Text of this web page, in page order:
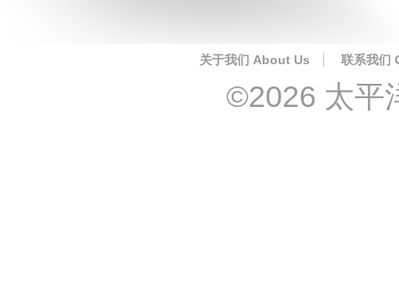
关于我们 About Us 联系我们
©2026 太平